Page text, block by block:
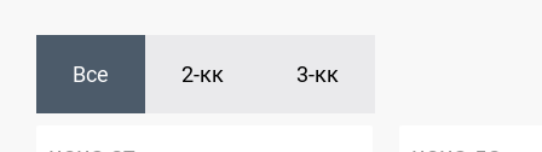
Все 2-кк 3-кк